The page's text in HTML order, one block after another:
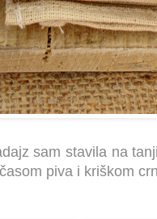
sam stavila na
piva i kriškom